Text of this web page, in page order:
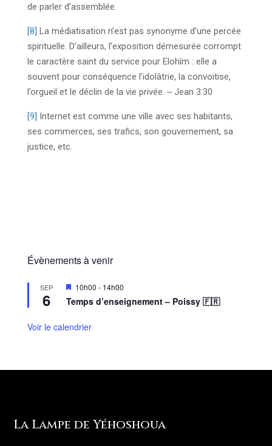
de parler d’assemblée.
[8] La médiatisation n’est pas synonyme d’une percée
spirituelle. D’ailleurs, l’exposition démesurée corrompt
le caractère saint du service pour Elohîm : elle a
souvent pour conséquence l’idolâtrie, la convoitise,
l’orgueil et le déclin de la vie privée. ‒ Jean 3:30
[9] Internet est comme une ville avec ses habitants,
ses commerces, ses trafics, son gouvernement, sa
justice, etc.
Évènements à venir
SEP
6
M
s
n
10h00 - 14h00
Temps d’enseignement – Poissy 🇫🇷
Voir le calendrier
La Lampe de Yéhoshoua